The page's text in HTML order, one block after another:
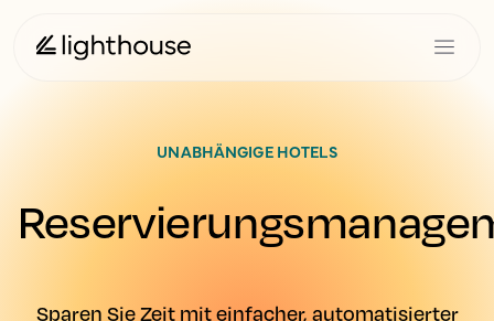
UNABHÄNGIGE HOTELS
Sparen Sie Zeit mit einfacher, automatisierter